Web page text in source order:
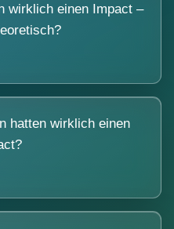
wirklich einen Impact –
hatten wirklich einen